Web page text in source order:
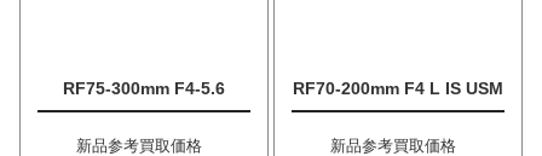
RF75-300mm F4-5.6
新品参考買取価格
RF70-200mm F4 L IS USM
新品参考買取価格